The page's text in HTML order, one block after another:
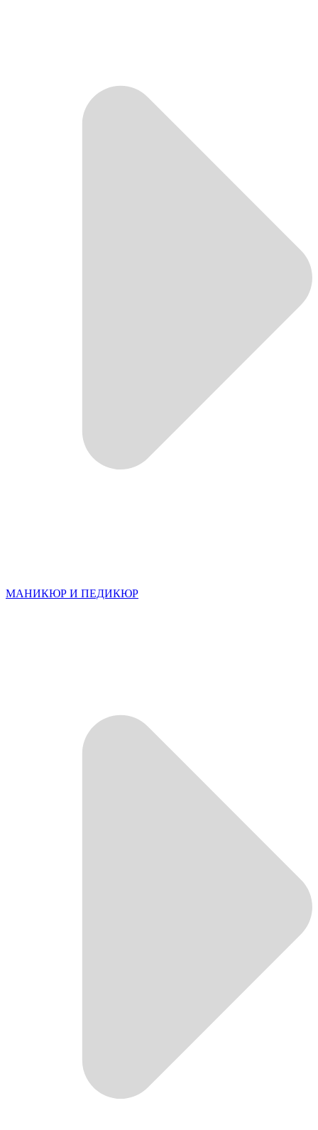
МАНИКЮР И ПЕДИКЮР